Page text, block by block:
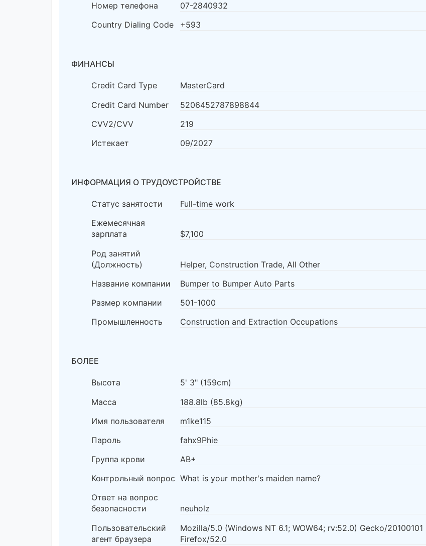
Номер телефона
07-2840932
Country Dialing Code
+593
ФИНАНСЫ
Credit Card Type
MasterCard
Credit Card Number
5206452787898844
CVV2/CVV
219
Истекает
09/2027
ИНФОРМАЦИЯ О ТРУДОУСТРОЙСТВЕ
Статус занятости
Full-time work
Ежемесячная
зарплата
$7,100
Род занятий
(Должность)
Helper, Construction Trade, All Other
Название компании
Bumper to Bumper Auto Parts
Размер компании
501-1000
Промышленность
Construction and Extraction Occupations
БОЛЕЕ
Высота
5' 3" (159cm)
Масса
188.8lb (85.8kg)
Имя пользователя
m1ke115
Пароль
fahx9Phie
Группа крови
AB+
Контрольный вопрос What is your mother's maiden name?
Ответ на вопрос
безопасности
neuholz
Пользовательский
агент браузера
Mozilla/5.0 (Windows NT 6.1; WOW64; rv:52.0) Gecko/20100101
Firefox/52.0